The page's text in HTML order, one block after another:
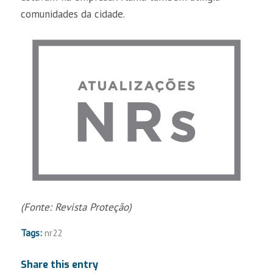
comunidades da cidade.
(Fonte: Revista Proteção)
Tags: nr22
Share this entry